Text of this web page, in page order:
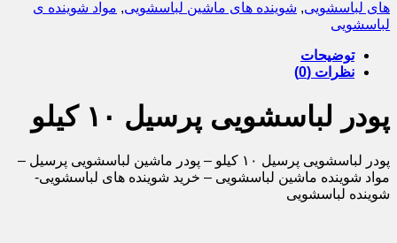
های لباسشویی, شوینده های ماشین لباسشویی, مواد شوینده ی
لباسشویی
توضیحات
نظرات (0)
پودر لباسشویی پرسیل ۱۰ کیلو
پودر لباسشویی پرسیل ۱۰ کیلو – پودر ماشین لباسشویی پرسیل –
مواد شوینده ماشین لباسشویی – خرید شوینده های لباسشویی-
شوینده لباسشویی